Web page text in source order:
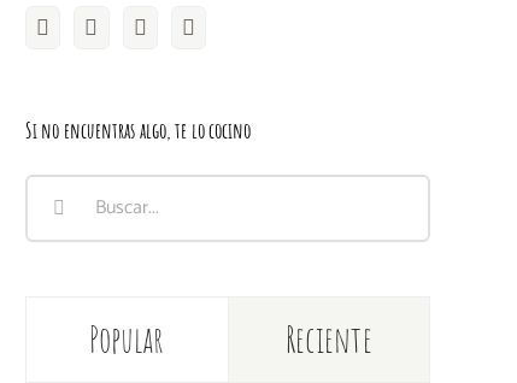
Si no encuentras algo, te lo cocino
Buscar:
Popular Reciente